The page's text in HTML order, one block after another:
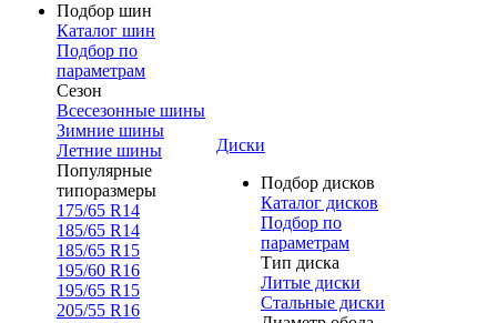
Подбор шин
Каталог шин
Подбор по
параметрам
Сезон
Всесезонные шины
Зимние шины
Летние шины
Популярные
типоразмеры
175/65 R14
185/65 R14
185/65 R15
195/60 R16
195/65 R15
205/55 R16
Диски
Подбор дисков
Каталог дисков
Подбор по
параметрам
Тип диска
Литые диски
Стальные диски